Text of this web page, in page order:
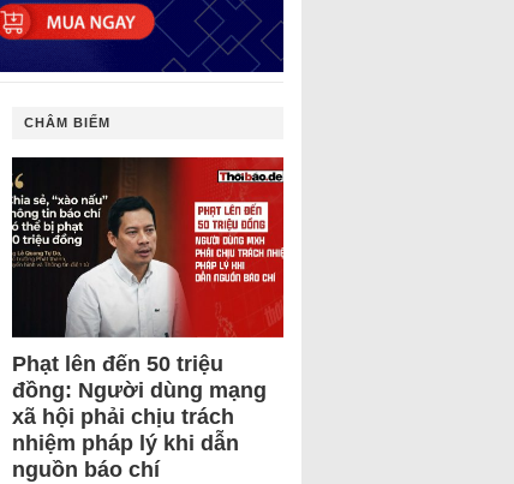
CHÂM BIẾM
Phạt lên đến 50 triệu
đồng: Người dùng mạng
xã hội phải chịu trách
nhiệm pháp lý khi dẫn
nguồn báo chí